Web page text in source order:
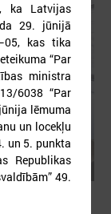
ka Latvijas
29. jūnijā
kas tika
“Par
ministra
6038 “Par
lēmuma
un locekļu
un 5. punkta
Republikas
49.